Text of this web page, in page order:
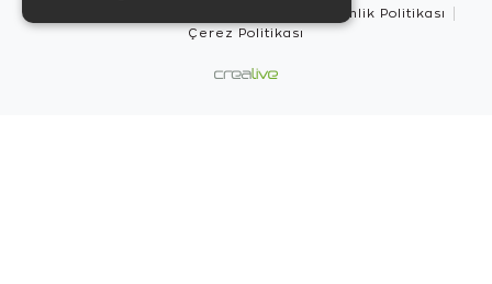
Güvenlik Politikası
Çerez Politikası